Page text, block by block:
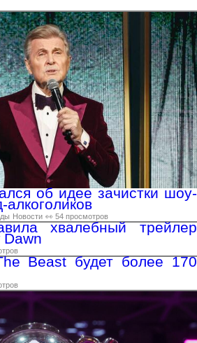
об идее зачистки шоу-
алкоголиков
Новости 👀 54 просмотров
хвалебный трейлер
Dawn
Beast будет более 170